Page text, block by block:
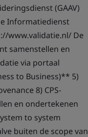
(GAAV)
Informatiedienst
www.validatie.nl/ De
samenstellen en
via portaal
to Business)** 5)
8) CPS-
en ondertekenen
to system
buiten de scope van